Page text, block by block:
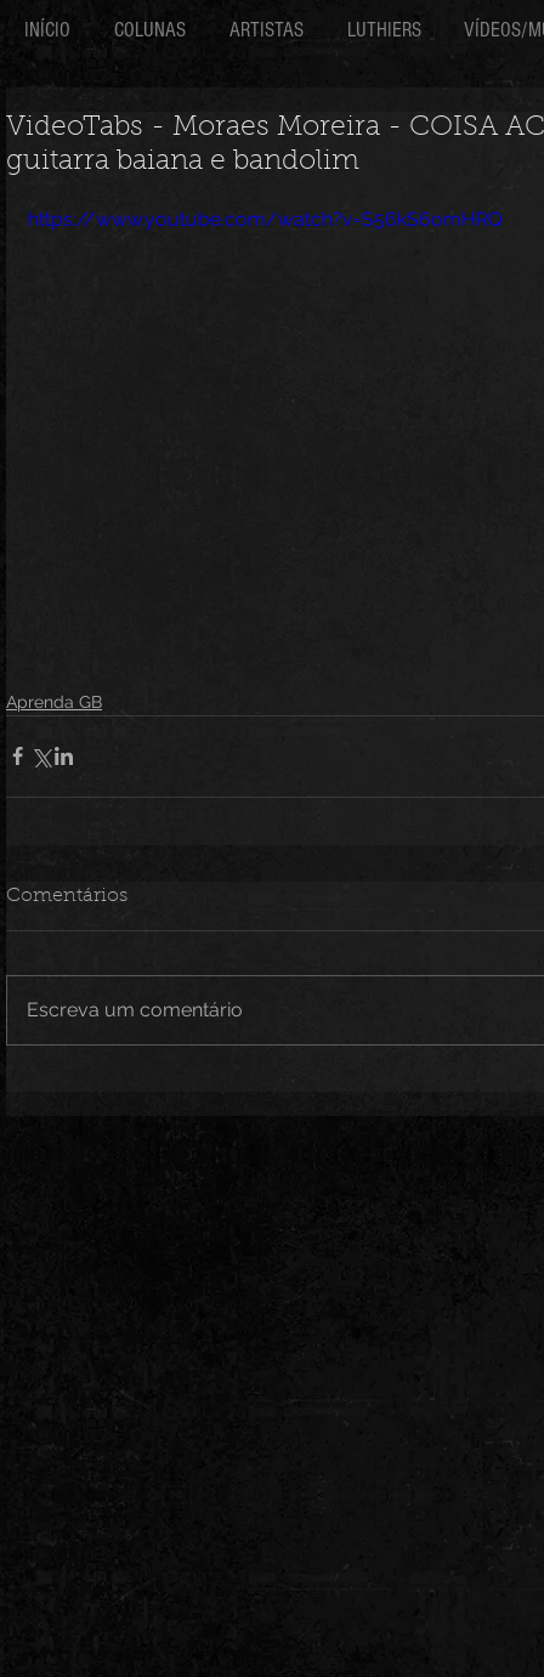
INÍCIO COLUNAS ARTISTAS LUTHIERS VÍDEOS/
VideoTabs - Moraes Moreira - COISA
guitarra baiana e bandolim
https://www.youtube.com/watch?v=S56kS6omHRQ
Aprenda GB
Comentários
Escreva um comentário